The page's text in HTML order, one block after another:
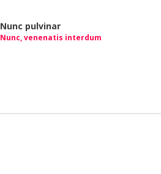
Nunc pulvinar
Nunc, venenatis interdum